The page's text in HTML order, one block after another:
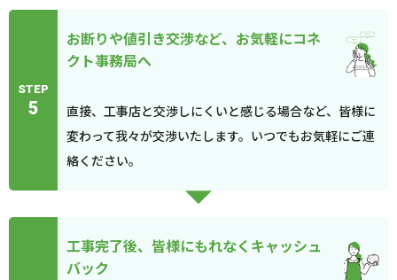
STEP
5
お断りや値引き交渉など、お気軽にコネ
クト事務局へ
直接、工事店と交渉しにくいと感じる場合など、皆様に
変わって我々が交渉いたします。いつでもお気軽にご連
絡ください。
工事完了後、皆様にもれなくキャッシュ
バック